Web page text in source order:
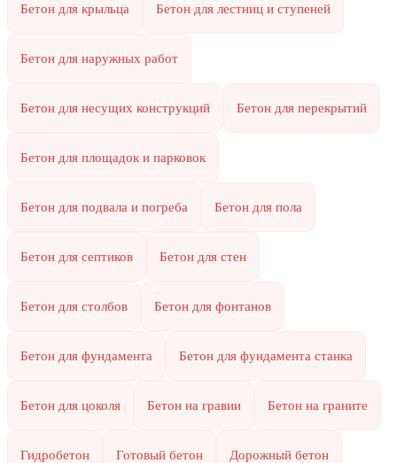
Бетон для крыльца Бетон для лестниц и ступеней
Бетон для наружных работ
Бетон для несущих конструкций Бетон для перекрытий
Бетон для площадок и парковок
Бетон для подвала и погреба Бетон для пола
Бетон для септиков Бетон для стен
Бетон для столбов Бетон для фонтанов
Бетон для фундамента Бетон для фундамента станка
Бетон для цоколя Бетон на гравии Бетон на граните
Гидробетон Готовый бетон Дорожный бетон